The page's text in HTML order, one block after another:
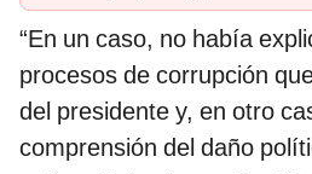
“En un caso, no había
procesos de corrupción
del presidente y, en otro
comprensión del daño